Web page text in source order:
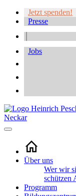
Jetzt spenden!
Presse
Jobs
Über uns
Wer wir
schützen
Programm